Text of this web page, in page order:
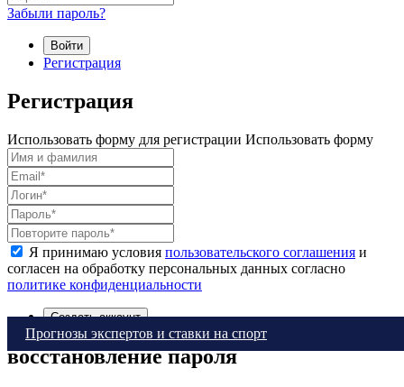
Забыли пароль?
Войти
Регистрация
Регистрация
Использовать форму для регистрации Использовать форму
Я принимаю условия пользовательского соглашения и
согласен на обработку персональных данных согласно
политике конфиденциальности
Создать аккаунт
восстановление пароля
Прогнозы экспертов и ставки на спорт